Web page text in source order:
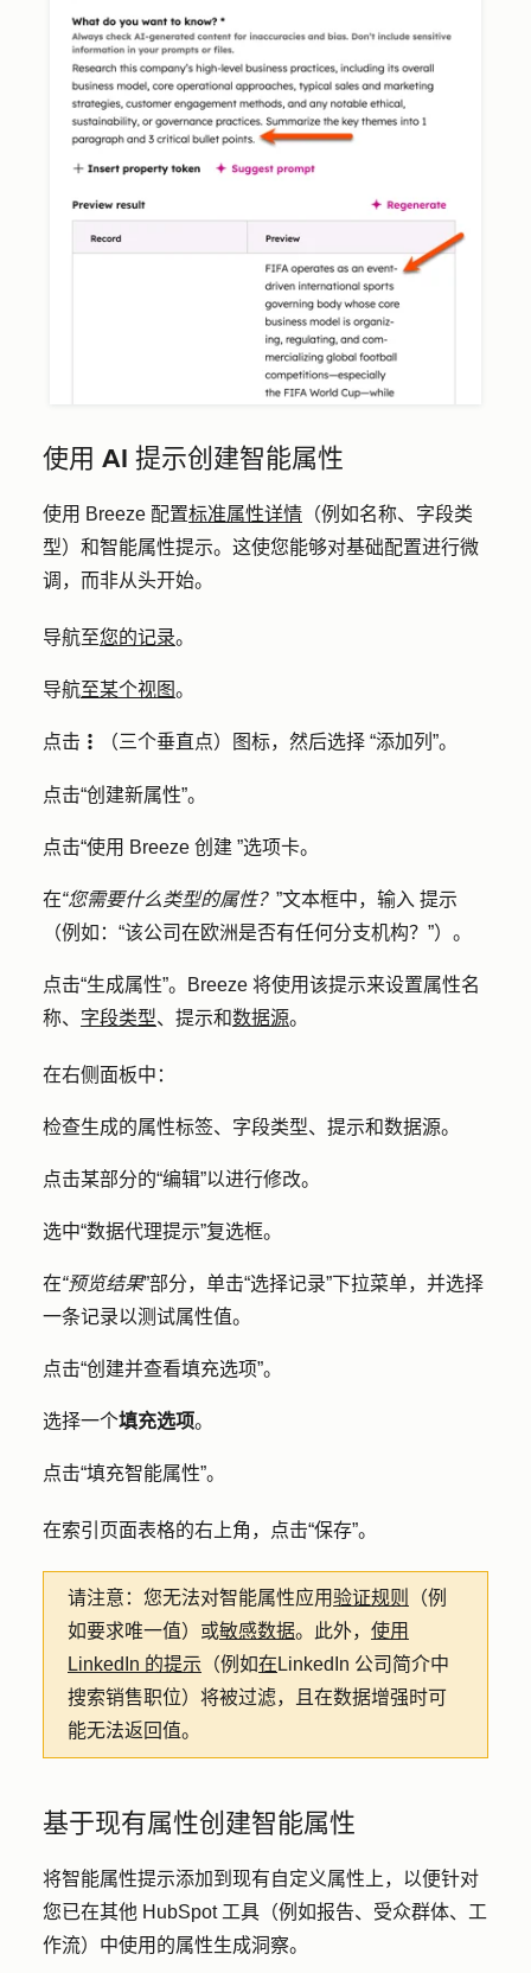
使用 AI 提示创建智能属性
使用 Breeze 配置标准属性详情 （例如名称、字段类
型）和智能属性提示。这使您能够对基础配置进行微
调，而非从头开始。
导航至您的记录。
导航至某个视图。
点击 verticalMenu （三个垂直点）图标，然后选择 “添加列”。
点击“创建新属性”。
点击“使用 Breeze 创建 ”选项卡。
在“您需要什么类型的属性？ ”文本框中， 输入 提示
（例如：“该公司在欧洲是否有任何分支机构？ ”） 。
点击“生成属性”。Breeze 将使用该提示来设置属性名
称、 字段类型、提示和数据源。
在右侧面板中：
检查生成的属性标签、字段类型、提示和数据源。
点击某部分的“编辑”以进行修改。
选中“数据代理提示”复选框。
在“预览结果”部分，单击“选择记录”下拉菜单，并选择
一条记录以测试属性值。
点击“创建并查看填充选项”。
选择一个填充选项。
点击“填充智能属性”。
在索引页面表格的右上角，点击“保存”。
请注意： 您无法对智能属性应用验证规则
（例
如要求唯一值）或敏感数据。此外， 使用
LinkedIn 的提示 （例如在 LinkedIn 公司简介中
搜索销售职位）将被过滤，且在数据增强时可
能无法返回值。
基于现有属性创建智能属性
将智能属性提示添加到现有自定义属性上，以便针对
您已在其他 HubSpot 工具（例如报告、受众群体、工
作流）中使用的属性生成洞察。